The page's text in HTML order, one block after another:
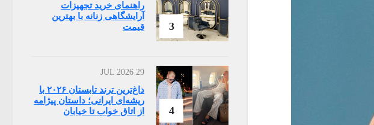
3
راهنمای خرید تجهیزات
آرایشگاهی زنانه با بهترین
قیمت
4
29 JUL 2026
داغ‌ترین ترند تابستان ۲۰۲۶ با
ریشه‌ای ایرانی؛ داستان پیژامه
از اتاق خواب تا خیابان